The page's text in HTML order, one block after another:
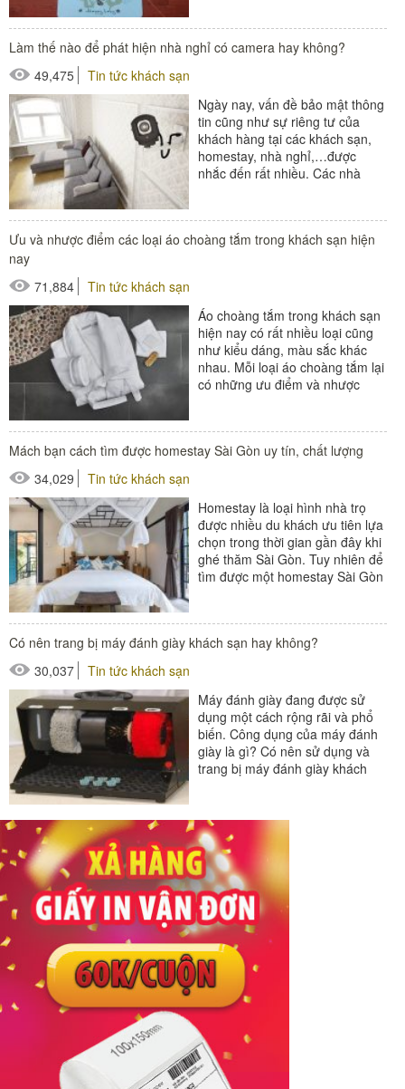
#thiết bị buồng phòng
Làm thế nào để phát hiện nhà nghỉ có camera hay không?
49,475
Tin tức khách sạn
Ngày nay, vấn đề bảo mật thông
tin cũng như sự riêng tư của
khách hàng tại các khách sạn,
homestay, nhà nghỉ,…được
nhắc đến rất nhiều. Các nhà
#thiết bị buồng phòng
Ưu và nhược điểm các loại áo choàng tắm trong khách sạn hiện
nay
71,884
Tin tức khách sạn
Áo choàng tắm trong khách sạn
hiện nay có rất nhiều loại cũng
như kiểu dáng, màu sắc khác
nhau. Mỗi loại áo choàng tắm lại
có những ưu điểm và nhược
#đồ dùng phòng tắm
Mách bạn cách tìm được homestay Sài Gòn uy tín, chất lượng
34,029
Tin tức khách sạn
Homestay là loại hình nhà trọ
được nhiều du khách ưu tiên lựa
chọn trong thời gian gần đây khi
ghé thăm Sài Gòn. Tuy nhiên để
tìm được một homestay Sài Gòn
#ghế công viên
Có nên trang bị máy đánh giày khách sạn hay không?
30,037
Tin tức khách sạn
Máy đánh giày đang được sử
dụng một cách rộng rãi và phổ
biến. Công dụng của máy đánh
giày là gì? Có nên sử dụng và
trang bị máy đánh giày khách